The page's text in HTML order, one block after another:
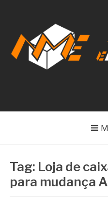
conteúdo
Tag: Loja de
para mudança